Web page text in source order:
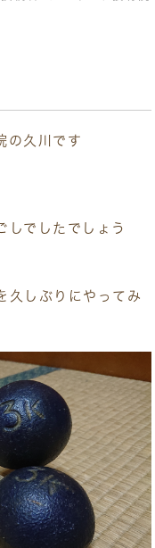
の久川です
しでしたでしょう
久しぶりにやってみ